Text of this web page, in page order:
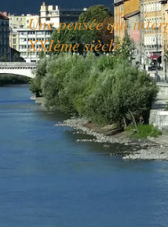
Une pensée qui
XXIème siècle